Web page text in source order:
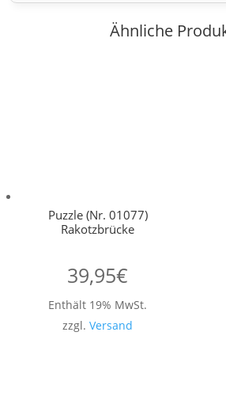
Ähnliche
Puzzle (Nr. 01077)
Rakotzbrücke
39,95€
Enthält 19% MwSt.
zzgl.Versand